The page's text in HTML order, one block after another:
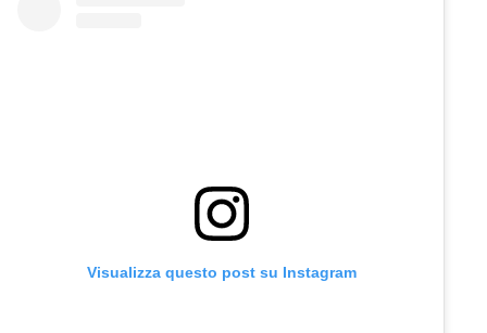
Visualizza questo post su Instagram